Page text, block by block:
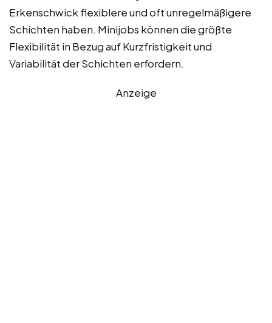
Erkenschwick flexiblere und oft unregelmäßigere
Schichten haben. Minijobs können die größte
Flexibilität in Bezug auf Kurzfristigkeit und
Variabilität der Schichten erfordern.
Anzeige